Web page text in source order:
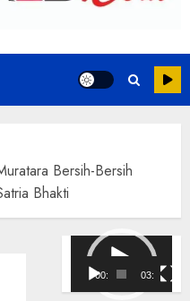
Bersih-Bersih
Bhakti
Pemutar
Video
00:00 03:08